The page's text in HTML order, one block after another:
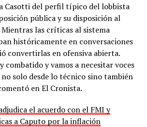
Casotti del perfil típico del lobbista
pública y su disposición al
las críticas al sistema
históricamente en conversaciones
convertirlas en ofensiva abierta.
combatido y vamos a necesitar voces
solo desde lo técnico sino también
en El Cronista.
el acuerdo con el FMI y
a Caputo por la inflación